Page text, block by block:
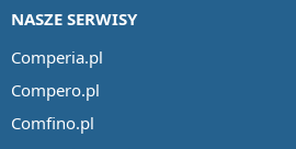
NASZE SERWISY
Comperia.pl
Compero.pl
Comfino.pl